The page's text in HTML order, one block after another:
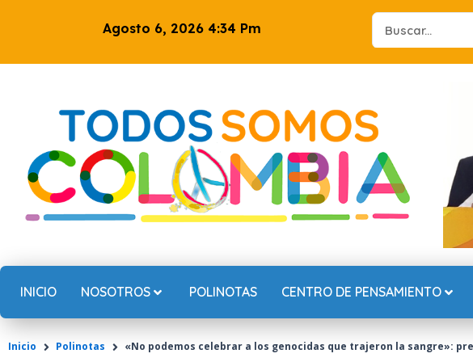
Agosto 6, 2026 4:34 Pm
Search
...
INICIO NOSOTROS POLINOTAS CENTRO DE PENSAMIENTO
Inicio Polinotas «No podemos celebrar a los genocidas que trajeron la sangre»: